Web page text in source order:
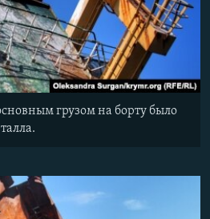
грузом на борту было